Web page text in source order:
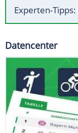
Experten-
Datencenter